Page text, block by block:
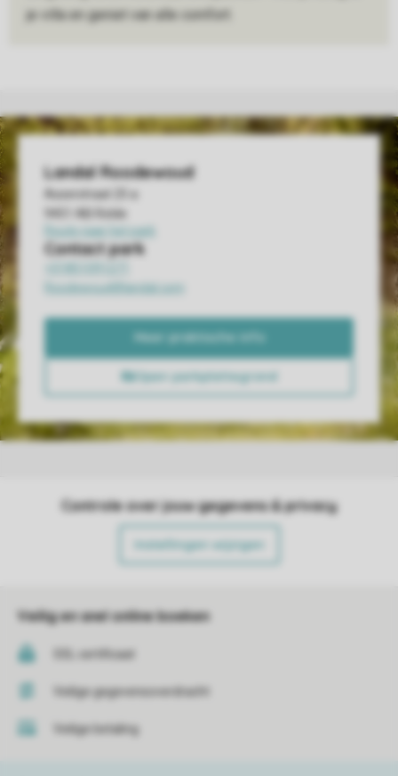
je villa en geniet van alle comfort.
Controle over jouw gegevens & privacy
Instellingen wijzigen
Veilig en snel online boeken
SSL certificaat
Veilige gegevensoverdracht
Veilige betaling